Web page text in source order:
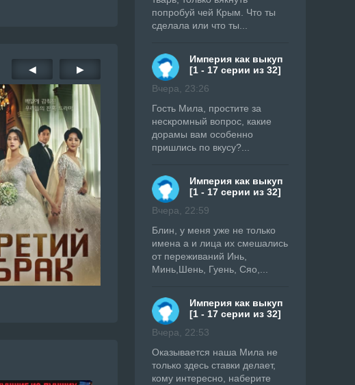
◀ ▶
попробуй чей Крым. Что ты
сделала или что ты...
Империя как выкуп
[1 - 17 серии из 32]
Вчера, 23:26
Гость Мила, простите за
нескромный вопрос, какие
дорамы вам особенно
пришлись по вкусу?...
Империя как выкуп
[1 - 17 серии из 32]
Вчера, 22:59
Блин, у меня уже не только
имена а и лица их смешались
от переживаний Инь,
Минь,Шень, Гуень, Сяо,...
Империя как выкуп
[1 - 17 серии из 32]
Вчера, 22:53
Оказывается наша Мила не
только здесь ставки делает,
кому интересно, наберите